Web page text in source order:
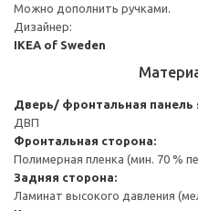
Можно дополнить ручками.
Дизайнер:
IKEA of Sweden
Дверь/ фронтальная панель
ДВП
Фронтальная сторона:
Полимерная пленка (мин. 70 %
Задняя сторона:
Ламинат высокого давления